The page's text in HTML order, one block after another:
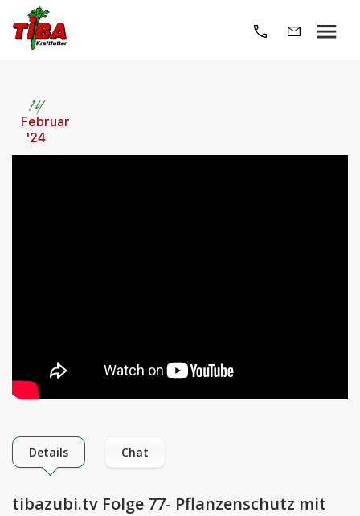
14
Februar
'24
Details Chat
tibazubi.tv Folge 77- Pflanzenschutz mit